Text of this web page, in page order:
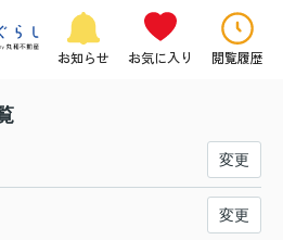
お知らせ お気に入り 閲覧履歴
変更
変更